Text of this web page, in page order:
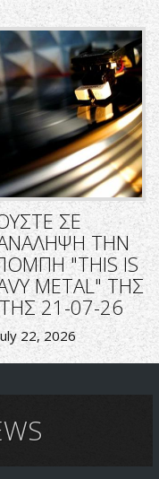
ΣΕ
ΤΗΝ
"THIS IS
METAL" ΤΗΣ
21-07-26
22, 2026